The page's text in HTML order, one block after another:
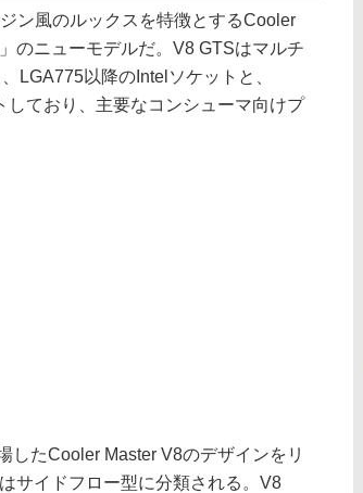
ン風のルックスを特徴とするCooler
のニューモデルだ。V8 GTSはマルチ
LGA775以降のIntelソケットと、
ており、主要なコンシューマ向けプ
たCooler Master V8のデザインをリ
サイドフロー型に分類される。V8